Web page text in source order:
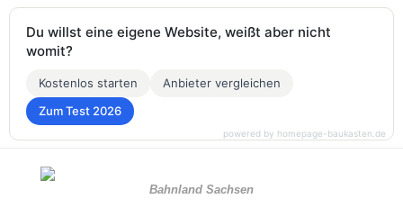
Bahnland Sachsen
Du willst eine eigene Website, weißt aber nicht
womit?
Kostenlos starten
Anbieter vergleichen
Zum Test 2026
powered by homepage-baukasten.de